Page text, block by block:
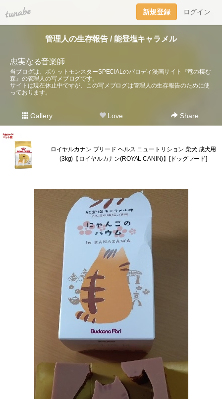
tuna.be 新規登録 ログイン
管理人の生存報告 / 能登塩キャラメル
忠実なる音楽師
当ブログは、ポケットモンスターSPECIALのパロディ漫画サイト『竜の棲む
森』の管理人の写メブログです。
サイトは現在休止中ですが、この写メブログは管理人の生存報告のために使
っております。
Gallery Love Share
ロイヤルカナン ブリード ヘルス ニュートリション 柴犬 成犬用
(3kg)【ロイヤルカナン(ROYAL CANIN)】[ドッグフード]